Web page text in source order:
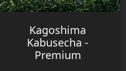
Kagoshima
Kabusecha -
Premium